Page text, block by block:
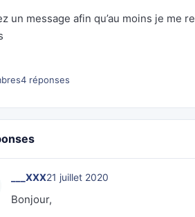
un message afin qu’au moins je me
4 réponses
___XXX21 juillet 2020
Bonjour,